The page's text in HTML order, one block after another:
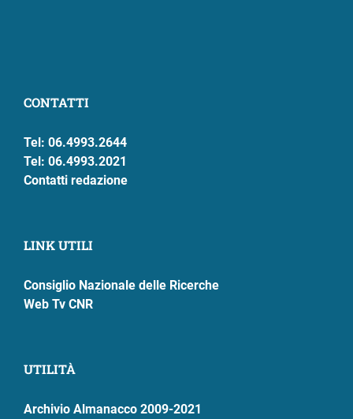
CONTATTI
Tel: 06.4993.2644
Tel: 06.4993.2021
Contatti redazione
LINK UTILI
Consiglio Nazionale delle Ricerche
Web Tv CNR
UTILITÀ
Archivio Almanacco 2009-2021